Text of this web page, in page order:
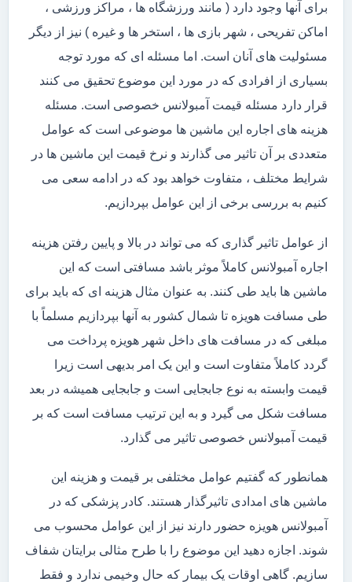
برای آنها وجود دارد ( مانند ورزشگاه ها ، مراکز ورزشی ،
اماکن تفریحی ، شهر بازی ها ، استخر ها و غیره ) نیز از دیگر
مسئولیت های آنان است. اما مسئله ای که مورد توجه
بسیاری از افرادی که در مورد این موضوع تحقیق می کنند
قرار دارد مسئله قیمت آمبولانس خصوصی است. مسئله
هزینه های اجاره این ماشین ها موضوعی است که عوامل
متعددی بر آن تاثیر می گذارند و نرخ قیمت این ماشین ها در
شرایط مختلف ، متفاوت خواهد بود که در ادامه سعی می
کنیم به بررسی برخی از این عوامل بپردازیم.
از عوامل تاثیر گذاری که می تواند در بالا و پایین رفتن هزینه
اجاره آمبولانس کاملاً موثر باشد مسافتی است که این
ماشین ها باید طی کنند. به عنوان مثال هزینه ای که باید برای
طی مسافت هویزه تا شمال کشور به آنها بپردازیم مسلماً با
مبلغی که در مسافت های داخل شهر هویزه پرداخت می
گردد کاملاً متفاوت است و این یک امر بدیهی است زیرا
قیمت وابسته به نوع جابجایی است و جابجایی همیشه در بعد
مسافت شکل می گیرد و به این ترتیب مسافت است که بر
قیمت آمبولانس خصوصی تاثیر می گذارد.
همانطور که گفتیم عوامل مختلفی بر قیمت و هزینه این
ماشین های امدادی تاثیرگذار هستند. کادر پزشکی که در
آمبولانس هویزه حضور دارند نیز از این عوامل محسوب می
شوند. اجازه دهید این موضوع را با طرح مثالی برایتان شفاف
سازیم. گاهی اوقات یک بیمار که حال وخیمی ندارد و فقط